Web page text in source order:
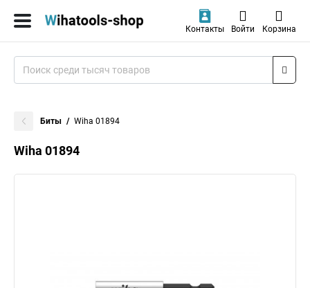
Контакты Войти Корзина
Биты Wiha 01894
Wiha 01894